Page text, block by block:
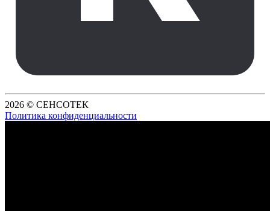
2026 © СЕНСОТЕК
Политика конфиденциальности